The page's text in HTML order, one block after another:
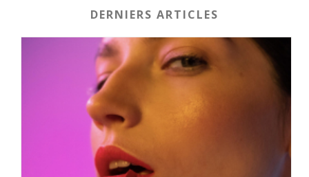
DERNIERS ARTICLES